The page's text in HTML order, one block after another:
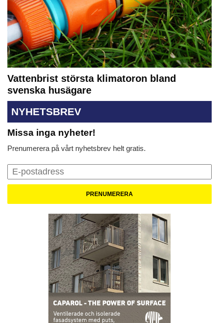
Vattenbrist största klimatoron bland
svenska husägare
NYHETSBREV
Missa inga nyheter!
Prenumerera på vårt nyhetsbrev helt gratis.